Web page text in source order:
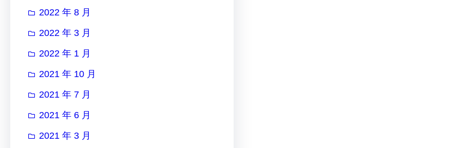
2022 年 8 月
2022 年 3 月
2022 年 1 月
2021 年 10 月
2021 年 7 月
2021 年 6 月
2021 年 3 月